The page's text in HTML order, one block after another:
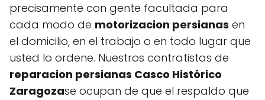
precisamente con gente facultada para
cada modo de motorizacion persianas en
el domicilio, en el trabajo o en todo lugar que
usted lo ordene. Nuestros contratistas de
reparacion persianas Casco Histórico
Zaragozase ocupan de que el respaldo que